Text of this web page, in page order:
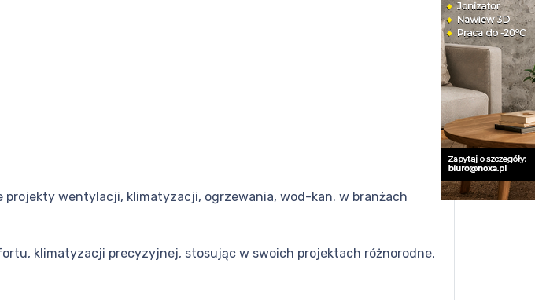
projekty wentylacji, klimatyzacji, ogrzewania, wod-kan. w branżach
klimatyzacji precyzyjnej, stosując w swoich projektach różnorodne,